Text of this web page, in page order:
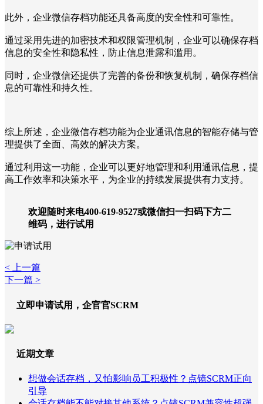
此外，企业微信存档功能还具备高度的安全性和可靠性。
通过采用先进的加密技术和权限管理机制，企业可以确保存档
信息的安全性和隐私性，防止信息泄露和滥用。
同时，企业微信还提供了完善的备份和恢复机制，确保存档信
息的可靠性和持久性。
综上所述，企业微信存档功能为企业通讯信息的智能存储与管
理提供了全面、高效的解决方案。
通过利用这一功能，企业可以更好地管理和利用通讯信息，提
高工作效率和决策水平，为企业的持续发展提供有力支持。
欢迎随时来电400-619-9527或微信扫一扫码下方二
维码，进行试用
< 上一篇
下一篇 >
立即申请试用，企官官SCRM
近期文章
想做会话存档，又怕影响员工积极性？点镜SCRM正向
引导